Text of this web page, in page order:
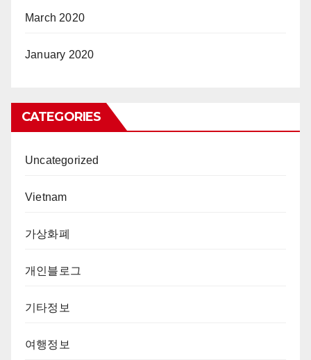
March 2020
January 2020
CATEGORIES
Uncategorized
Vietnam
가상화폐
개인블로그
기타정보
여행정보